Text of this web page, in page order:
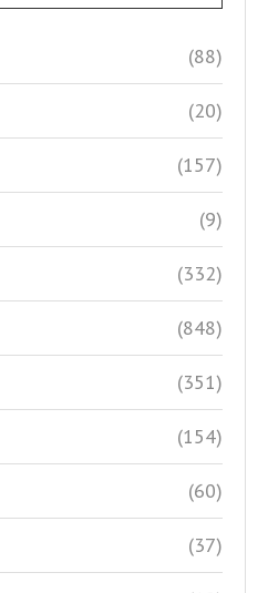
(88)
(20)
(157)
(9)
(332)
(848)
(351)
(154)
(60)
(37)